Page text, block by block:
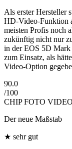
Als erster Hersteller
HD-Video-Funktion
meisten Profis noch
zukünftig nicht nur
in der EOS 5D Mark
zum Einsatz, als
Video-Option
90.0
/100
CHIP FOTO
Der neue Maßstab
★ sehr gut